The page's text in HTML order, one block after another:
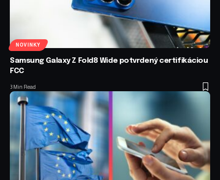
NOVINKY
Samsung Galaxy Z Fold8 Wide potvrdený certifikáciou
FCC
3 Min Read